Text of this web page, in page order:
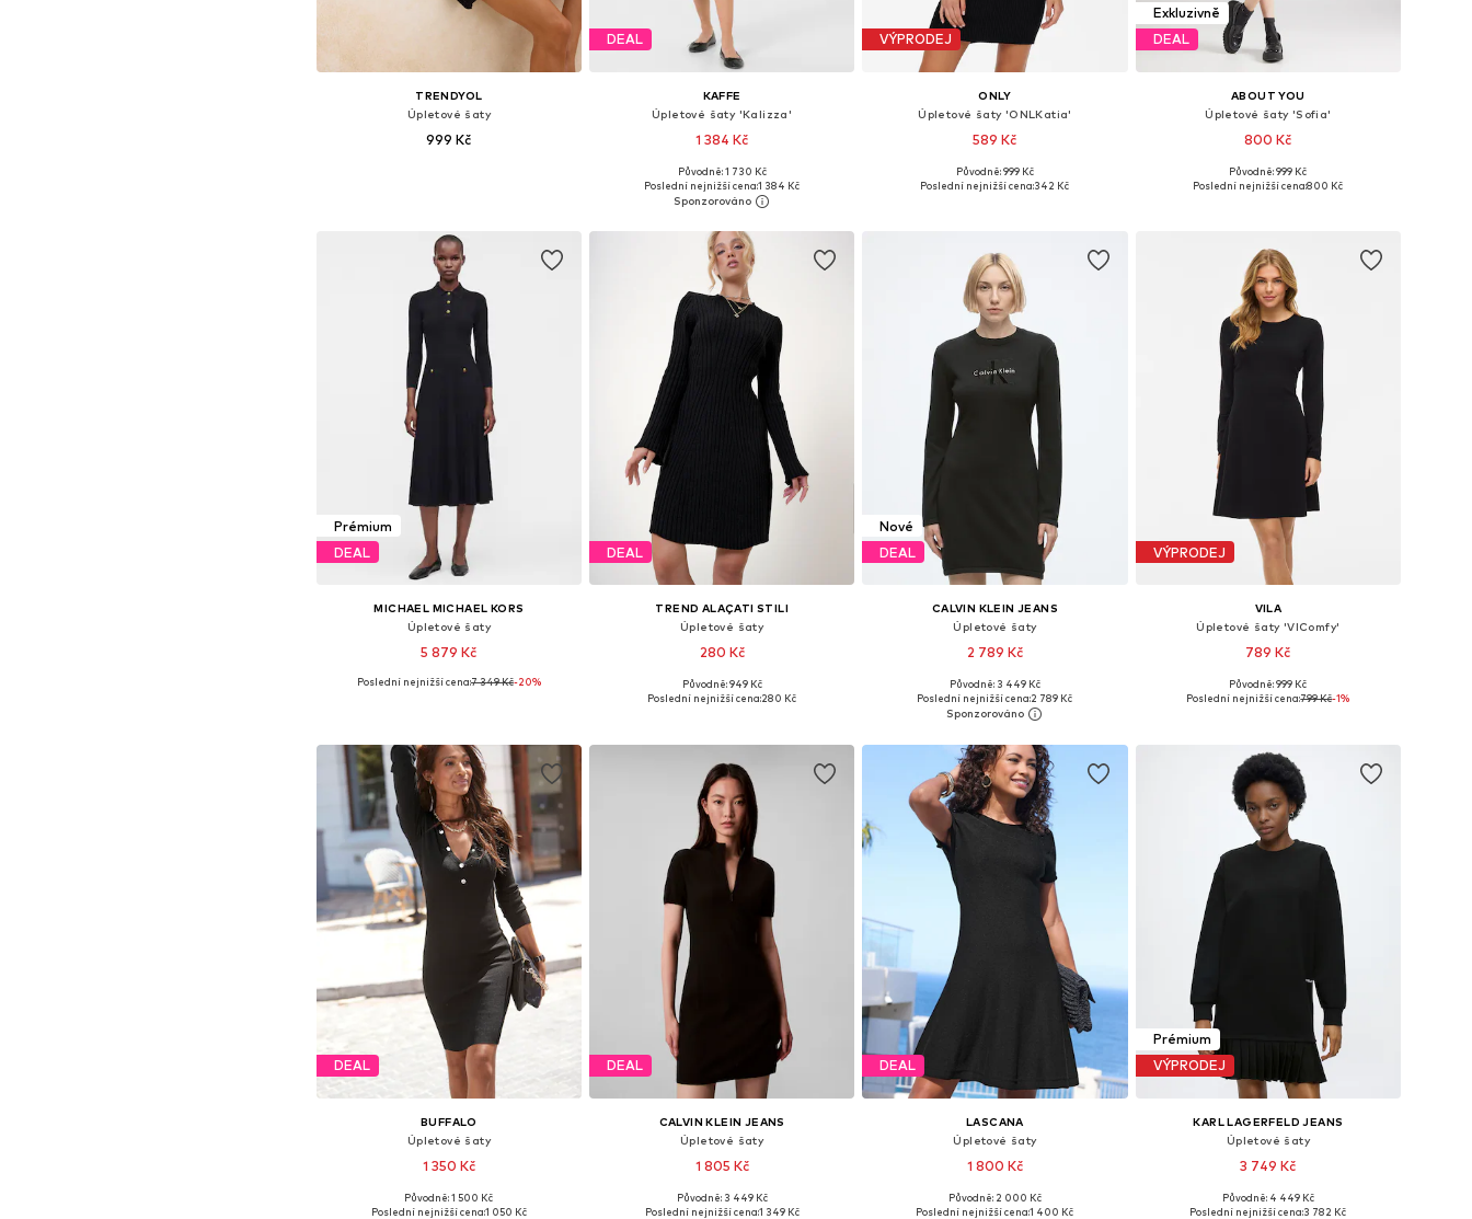
TRENDYOL
Úpletové šaty
999 Kč
DEAL
KAFFE
Úpletové šaty 'Kalizza'
1 384 Kč
Dostupné velikosti: XS, S, M, L
Přidat do košíku
Původně: 1 730 Kč
Poslední nejnižší cena:1 384 Kč
VÝPRODEJ
ONLY
Úpletové šaty 'ONLKatia'
589 Kč
+3
Dostupné velikosti: XS, S, M, L
Původně: 999 Kč
Poslední nejnižší cena:342 Kč
Exkluzivně
DEAL
ABOUT YOU
Úpletové šaty 'Sofia'
800 Kč
Dostupné velikosti: S, M, L
Původně: 999 Kč
Poslední nejnižší cena:800 Kč
Prémium
DEAL
MICHAEL MICHAEL KORS
Úpletové šaty
5 879 Kč
Dostupné velikosti: XS, S, M, L, XL, XXL
Poslední nejnižší cena:7 349 Kč-20%
DEAL
TREND ALAÇATI STILI
Úpletové šaty
280 Kč
Dostupné velikosti: XS-XL
Původně: 949 Kč
Poslední nejnižší cena:280 Kč
Nové
DEAL
CALVIN KLEIN JEANS
Úpletové šaty
2 789 Kč
Dostupné v mnoha velikostech
Přidat do košíku
Původně: 3 449 Kč
Poslední nejnižší cena:2 789 Kč
VÝPRODEJ
VILA
Úpletové šaty 'VIComfy'
789 Kč
Dostupné velikosti: XS, S, M, L, XL, XXL
Původně: 999 Kč
Poslední nejnižší cena:799 Kč-1%
DEAL
BUFFALO
Úpletové šaty
1 350 Kč
Dostupné v mnoha velikostech
Původně: 1 500 Kč
Poslední nejnižší cena:1 050 Kč
DEAL
CALVIN KLEIN JEANS
Úpletové šaty
1 805 Kč
Dostupné velikosti: S, M, L
Původně: 3 449 Kč
Poslední nejnižší cena:1 349 Kč
DEAL
LASCANA
Úpletové šaty
1 800 Kč
Dostupné v mnoha velikostech
Původně: 2 000 Kč
Poslední nejnižší cena:1 400 Kč
Prémium
VÝPRODEJ
KARL LAGERFELD JEANS
Úpletové šaty
3 749 Kč
Dostupné velikosti: XS, S, M, L
Původně: 4 449 Kč
Poslední nejnižší cena:3 782 Kč